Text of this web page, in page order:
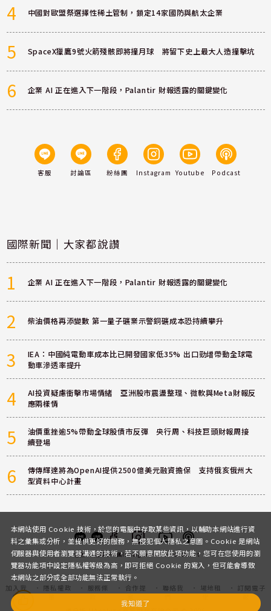
4 中國對歐盟祭選擇性稀土管制，鎖定14家國防與航太企業
5 SpaceX獵鷹9號火箭殘骸即將撞月球 將留下史上最大人造撞擊坑
6 企業 AI 正在進入下一階段，Palantir 財報透露的關鍵變化
客服 討論區 粉絲團 Instagram Youtube Podcast
國際新聞｜大家都說讚
1 企業 AI 正在進入下一階段，Palantir 財報透露的關鍵變化
2 柴油價格再添變數 第一量子礦業示警銅礦成本恐持續攀升
3
IEA：中國純電動車成本比已開發國家低35% 出口勁增帶動全球電
動車滲透率提升
4
AI投資疑慮衝擊市場情緒 亞洲股市震盪整理、微軟與Meta財報反
應兩樣情
5
油價重挫逾5%帶動全球股債市反彈 央行周、科技巨頭財報周接
續登場
6
傳傳輝達將為OpenAI提供2500億美元融資擔保 支持俄亥俄州大
型資料中心計畫
客服 討論區粉絲團InstagramYoutubePodcast
加入我
們
隱私權政
服務條
合作提
聯絡我
場地租
訂閱電子
本網站使用 Cookie 技術，於您的電腦中存取某些資訊，以輔助本網站進行資
料之彙集或分析，並提供更好的服務，無侵犯個人隱私之意圖。Cookie 是網站
伺服器與使用者瀏覽器溝通的技術，若不願意開放此項功能，您可在您使用的瀏
覽器功能項中設定隱私權等級為高，即可拒絕 Cookie 的寫入，但可能會導致
本網站之部分或全部功能無法正常執行。
我知道了